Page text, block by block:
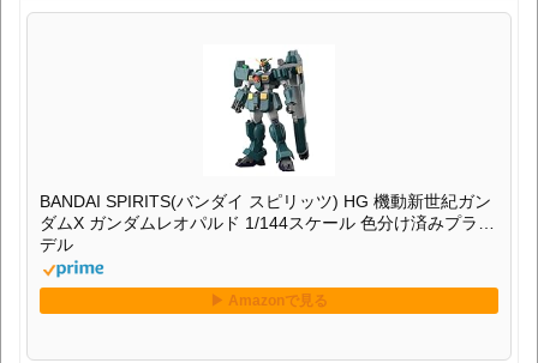
BANDAI SPIRITS(バンダイ スピリッツ) HG 機動新世紀ガン
ダムX ガンダムレオパルド 1/144スケール 色分け済みプラモ
デル